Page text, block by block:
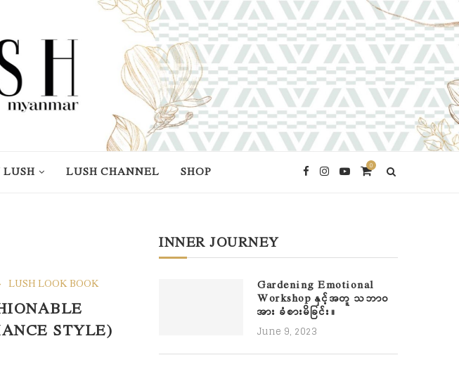
LUSH LUSH CHANNEL SHOP 0
LUSH LOOK BOOK
STYLE)
INNER JOURNEY
Gardening Emotional
Workshop နှင့်အတူ သဘာဝ
အား ခံစားမိခြင်း။
June 9, 2023